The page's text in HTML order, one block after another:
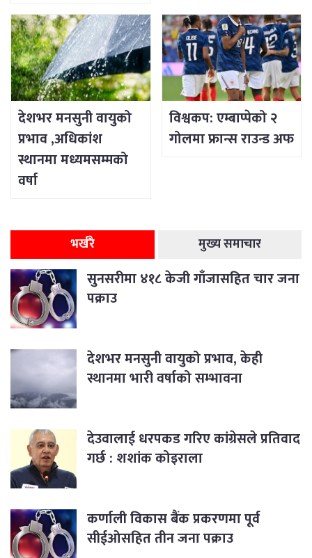
देशभर मनसुनी वायुको
प्रभाव ,अधिकांश
स्थानमा मध्यमसम्मको
वर्षा
विश्वकप: एम्बाप्पेको २
गोलमा फ्रान्स राउन्ड अफ
भर्खरै मुख्य समाचार
सुनसरीमा ४१८ केजी गाँजासहित चार जना
पक्राउ
देशभर मनसुनी वायुको प्रभाव, केही
स्थानमा भारी वर्षाको सम्भावना
देउवालाई धरपकड गरिए कांग्रेसले प्रतिवाद
गर्छ : शशांक कोइराला
कर्णाली विकास बैंक प्रकरणमा पूर्व
सीईओसहित तीन जना पक्राउ